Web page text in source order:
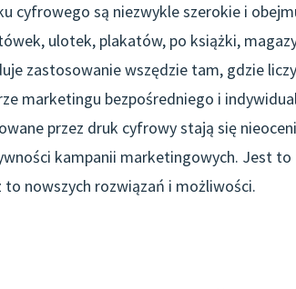
cyfrowego są niezwykle szerokie i
ulotek, plakatów, po książki,
zastosowanie wszędzie tam, gdzie
marketingu bezpośredniego i
przez druk cyfrowy stają się
kampanii marketingowych. Jest
to nowszych rozwiązań i możliwości.